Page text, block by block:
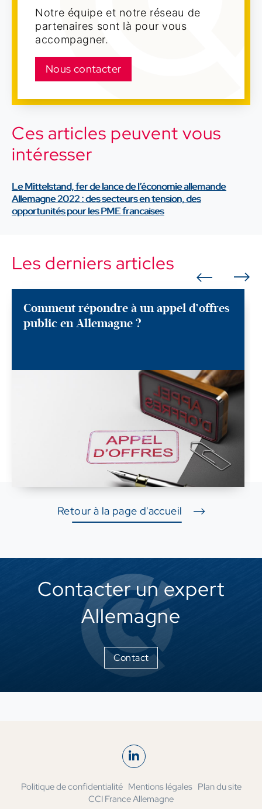
Notre équipe et notre réseau de
partenaires sont là pour vous
accompagner.
Nous contacter
Ces articles peuvent vous
intéresser
Le Mittelstand, fer de lance de l’économie allemande
Allemagne 2022 : des secteurs en tension, des
opportunités pour les PME francaises
Les derniers articles
Comment répondre à un appel d’offres
public en Allemagne ?
Retour à la page d'accueil
Contacter un expert
Allemagne
Contact
Politique de confidentialité Mentions légales Plan du site
CCI France Allemagne